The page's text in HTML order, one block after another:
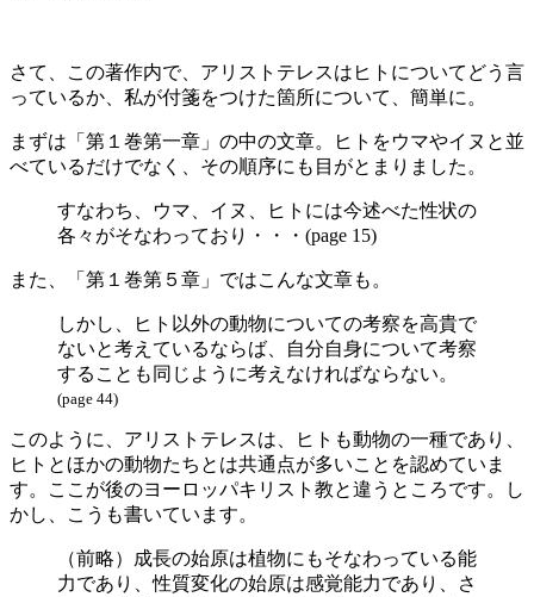
さて、この著作内で、アリストテレスはヒトについてどう言
っているか、私が付箋をつけた箇所について、簡単に。
まずは「第１巻第一章」の中の文章。ヒトをウマやイヌと並
べているだけでなく、その順序にも目がとまりました。
すなわち、ウマ、イヌ、ヒトには今述べた性状の
各々がそなわっており・・・(page 15)
また、「第１巻第５章」ではこんな文章も。
しかし、ヒト以外の動物についての考察を高貴で
ないと考えているならば、自分自身について考察
することも同じように考えなければならない。
(page 44)
このように、アリストテレスは、ヒトも動物の一種であり、
ヒトとほかの動物たちとは共通点が多いことを認めていま
す。ここが後のヨーロッパキリスト教と違うところです。し
かし、こうも書いています。
（前略）成長の始原は植物にもそなわっている能
力であり、性質変化の始原は感覚能力であり、さ